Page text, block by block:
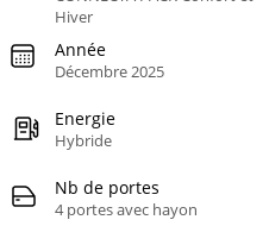
Hiver
Année
Décembre 2025
Energie
Hybride
Nb de portes
4 portes avec hayon